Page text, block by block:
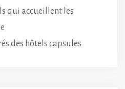
qui accueillent les
des hôtels capsules